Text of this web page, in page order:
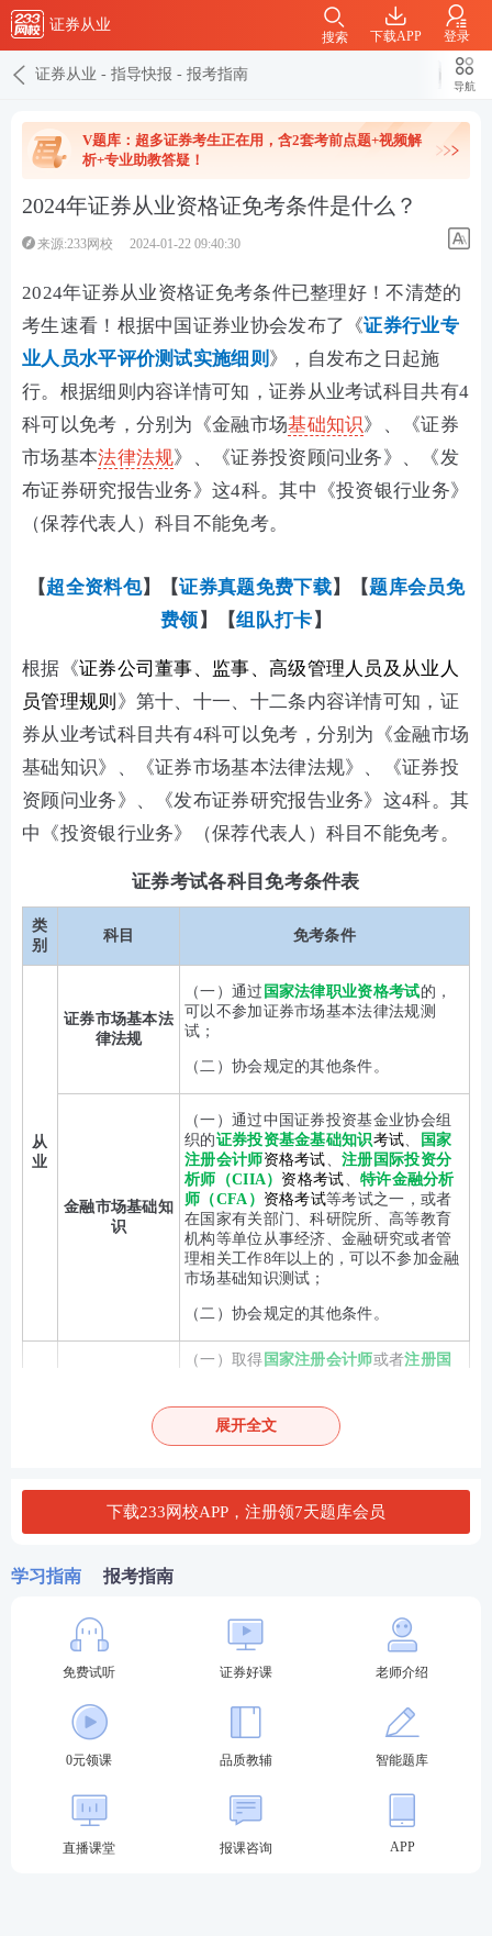
证券从业
下载APP 登录
搜索
证券从业 - 指导快报 - 报考指南
导航
V题库：超多证券考生正在用，含2套考前点题+视频解
析+专业助教答疑！
2024年证券从业资格证免考条件是什么？
来源:233网校 2024-01-22 09:40:30
2024年证券从业资格证免考条件已整理好！不清楚的
考生速看！根据中国证券业协会发布了《证券行业专
业人员水平评价测试实施细则 》，自发布之日起施
行。根据细则内容详情可知，证券从业考试科目共有4
科可以免考，分别为《金融市场基础知识》、《证券
市场基本法律法规》、《证券投资顾问业务》、《发
布证券研究报告业务》这4科。其中《投资银行业务》
（保荐代表人）科目不能免考。
【超全资料包】【证券真题免费下载】 【题库会员免
费领 】【组队打卡 】
根据《证券公司董事、监事、高级管理人员及从业人
员管理规则 》第十、十一、十二条内容详情可知，证
券从业考试科目共有4科可以免考，分别为 《金融市场
基础知识》、《证券市场基本法律法规》、《证券投
资顾问业务》、《发布证券研究报告业务》这4科。其
中 《投资银行业务》（保荐代表人）科目不能免考。
证券考试各科目免考条件表
类
别
科目 免考条件
从
业
证券市场基本法
律法规
（一）通过 国家法律职业资格考试的，
可以不参加证券市场基本法律法规测
试；
（二）协会规定的其他条件。
金融市场基础知
识
（一）通过中国证券投资基金业协会组
织的证券投资基金基础知识考试、
国家
注册会计师资格考试、注册国际投资分
析师（CIIA） 资格考试、 特许金融分析
师（CFA） 资格考试等考试之一，或者
在国家有关部门、科研院所、高等教育
机构等单位从事经济、金融研究或者管
理相关工作8年以上的，可以不参加金融
市场基础知识测试；
（二）协会规定的其他条件。
（一）取得 国家注册会计师或者注册国
（二）在证券基金经营机构、证券投资
咨询机构从事证券投资咨询相关工作8年
业硕士研究生以上学历，且未受过中国
证监会行政处罚或者行政监管措施、行
发布证券研究报
（一）取得 或者注册国
际投资分析师（CIIA）
特许金融分
析师（CFA）
（二）在证券基金经营机构、证券投资
咨询机构从事证券投资分析相关工作8年
受过中国证监会行政处罚或者行政监管
管理措施；
（三）在国家有关部门、科研院所、高
展开全文
下载233网校APP，注册领7天题库会员
学习指南 报考指南
免费试听 证券好课 老师介绍
0元领课 品质教辅 智能题库
直播课堂 报课咨询 APP